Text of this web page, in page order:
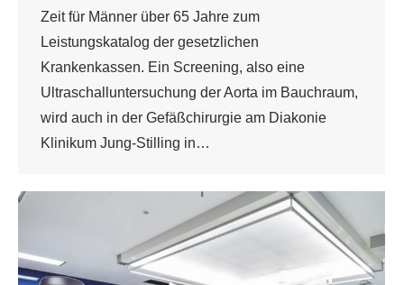
Zeit für Männer über 65 Jahre zum
Leistungskatalog der gesetzlichen
Krankenkassen. Ein Screening, also eine
Ultraschalluntersuchung der Aorta im Bauchraum,
wird auch in der Gefäßchirurgie am Diakonie
Klinikum Jung-Stilling in…